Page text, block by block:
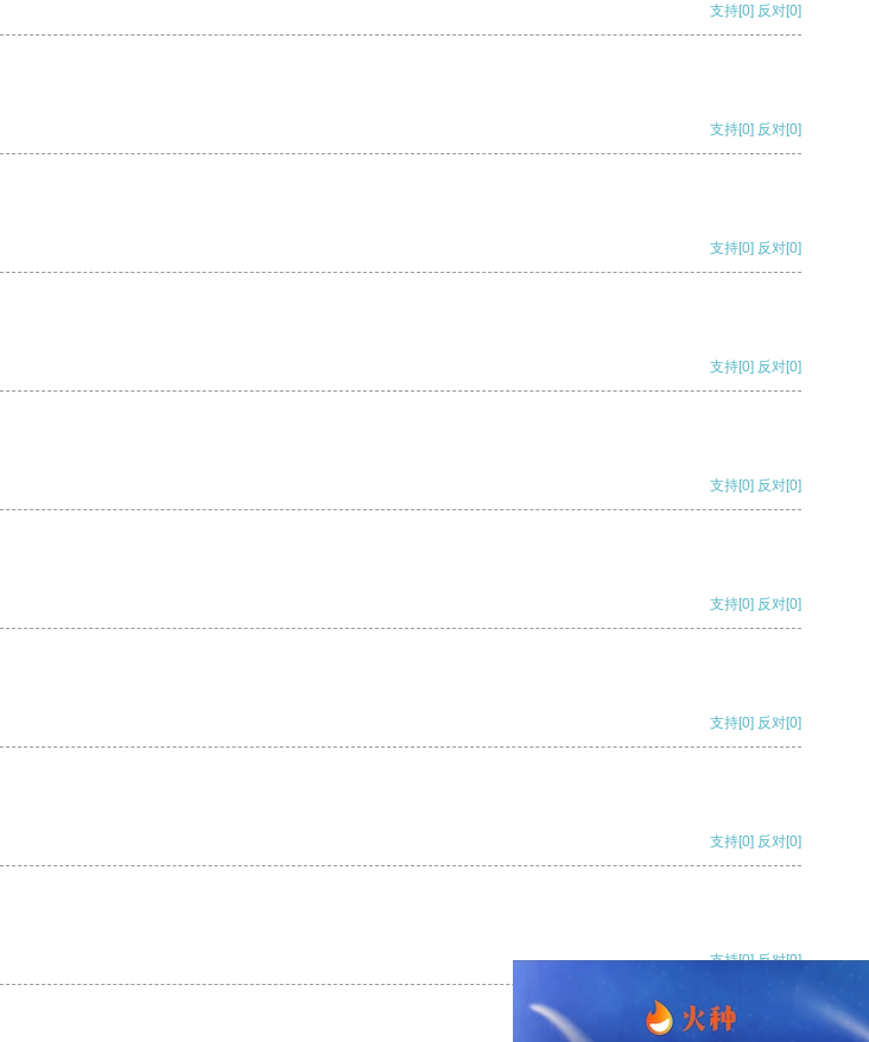
支持[0] 反对[0]
支持[0] 反对[0]
支持[0] 反对[0]
支持[0] 反对[0]
支持[0] 反对[0]
支持[0] 反对[0]
支持[0] 反对[0]
支持[0] 反对[0]
支持[0] 反对[0]